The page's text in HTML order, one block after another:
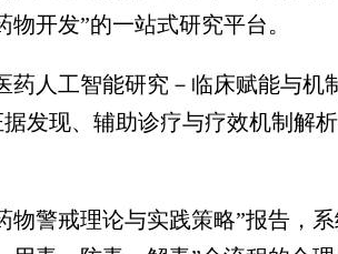
开发”的一站式研究平台。
人工智能研究－临床赋能与机
发现、辅助诊疗与疗效机制解
警戒理论与实践策略”报告，系